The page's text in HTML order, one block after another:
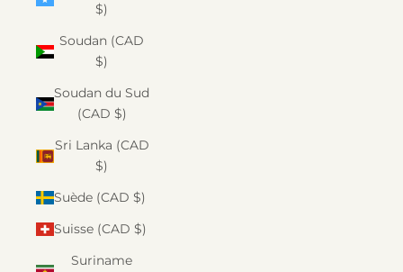
$)
Soudan (CAD
$)
Soudan du Sud
(CAD $)
Sri Lanka (CAD
$)
Suède (CAD $)
Suisse (CAD $)
Suriname